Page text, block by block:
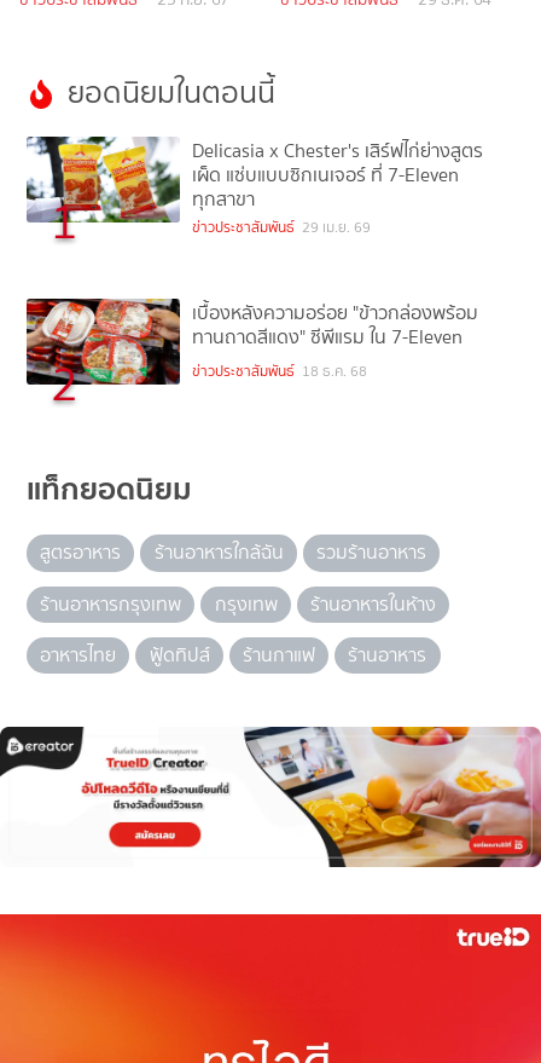
ยอดนิยมในตอนนี้
1
Delicasia x Chester's เสิร์ฟไก่ย่างสูตร
เผ็ด แซ่บแบบซิกเนเจอร์ ที่ 7-Eleven
ทุกสาขา
ข่าวประชาสัมพันธ์ 29 เม.ย. 69
2
เบื้องหลังความอร่อย "ข้าวกล่องพร้อม
ทานถาดสีแดง" ซีพีแรม ใน 7-Eleven
ข่าวประชาสัมพันธ์ 18 ธ.ค. 68
แท็กยอดนิยม
สูตรอาหาร ร้านอาหารใกล้ฉัน
รวมร้านอาหาร
ร้านอาหารกรุงเทพ
กรุงเทพ
ร้านอาหารในห้าง
อาหารไทย
ฟู้ดทิปส์ ร้านกาแฟ ร้านอาหาร